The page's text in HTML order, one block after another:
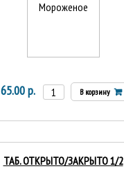
65.00 р. В корзину
ТАБ. ОТКРЫТО/ЗАКРЫТО 1/2